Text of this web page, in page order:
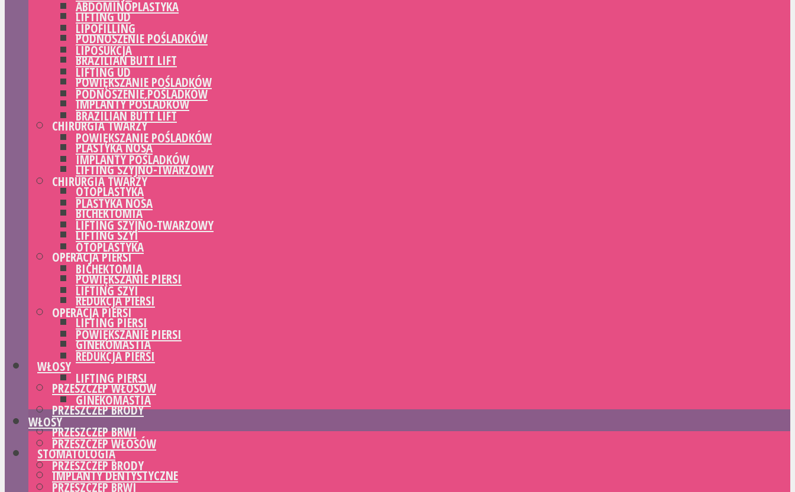
LIFTING UD
PODNOSZENIE POŚLADKÓW
BRAZILIAN BUTT LIFT
POWIĘKSZANIE POŚLADKÓW
IMPLANTY POŚLADKÓW
CHIRURGIA TWARZY
PLASTYKA NOSA
LIFTING SZYJNO-TWARZOWY
OTOPLASTYKA
BICHEKTOMIA
LIFTING SZYI
OPERACJA PIERSI
POWIĘKSZANIE PIERSI
REDUKCJA PIERSI
LIFTING PIERSI
GINEKOMASTIA
WŁOSY
PRZESZCZEP WŁOSÓW
PRZESZCZEP BRODY
PRZESZCZEP BRWI
STOMATOLOGIA
IMPLANTY DENTYSTYCZNE
ABDOMINOPLASTYKA
LIPOFILLING
LIPOSUKCJA
LIFTING UD
PODNOSZENIE POŚLADKÓW
BRAZILIAN BUTT LIFT
POWIĘKSZANIE POŚLADKÓW
IMPLANTY POŚLADKÓW
CHIRURGIA TWARZY
PLASTYKA NOSA
LIFTING SZYJNO-TWARZOWY
OTOPLASTYKA
BICHEKTOMIA
LIFTING SZYI
OPERACJA PIERSI
POWIĘKSZANIE PIERSI
REDUKCJA PIERSI
LIFTING PIERSI
GINEKOMASTIA
WŁOSY
PRZESZCZEP WŁOSÓW
PRZESZCZEP BRODY
PRZESZCZEP BRWI